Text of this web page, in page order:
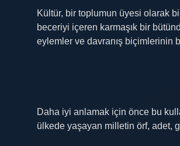
Kültür, bir toplumun üyesi olarak
beceriyi içeren karmaşık bir
eylemler ve davranış biçimlerinin
Daha iyi anlamak için önce bu
ülkede yaşayan milletin örf, adet,